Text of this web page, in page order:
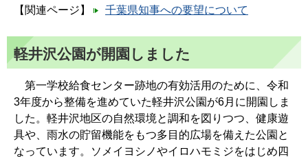
【関連ページ】
千葉県知事への要望について
軽井沢公園が開園しました
第一学校給食センター跡地の有効活用のために、令和
3年度から整備を進めていた軽井沢公園が6月に開園しま
した。軽井沢地区の自然環境と調和を図りつつ、健康遊
具や、雨水の貯留機能をもつ多目的広場を備えた公園と
なっています。ソメイヨシノやイロハモミジをはじめ四